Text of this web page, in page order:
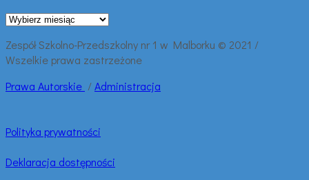
Archiwalne
Zespół Szkolno-Przedszkolny nr 1 w Malborku © 2021 /
Wszelkie prawa zastrzeżone
Prawa Autorskie /Administracja
Polityka prywatności
Deklaracja dostępności